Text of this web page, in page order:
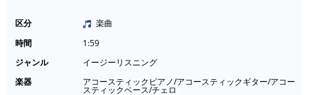
区分
楽曲
時間
1:59
ジャンル
イージーリスニング
楽器
アコースティックピアノ/アコースティックギター/アコー
スティックベース/チェロ